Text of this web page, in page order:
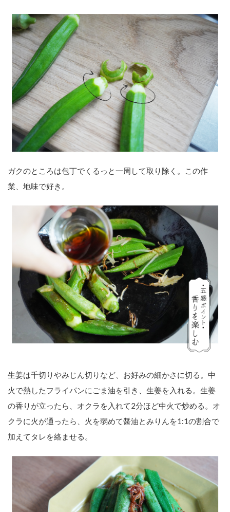
ガクのところは包丁でくるっと一周して取り除く。この作
業、地味で好き。
生姜は千切りやみじん切りなど、お好みの細かさに切る。中
火で熱したフライパンにごま油を引き、生姜を入れる。生姜
の香りが立ったら、オクラを入れて2分ほど中火で炒める。オ
クラに火が通ったら、火を弱めて醤油とみりんを1:1の割合で
加えてタレを絡ませる。